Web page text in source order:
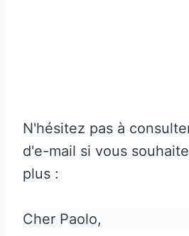
N'hésitez pas à
d'e-mail si vous
plus :
Cher Paolo,